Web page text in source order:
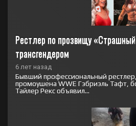
Рестлер по прозвищу
трансгендером
6 лет назад
Бывший профессиональный
промоушена WWE Гэбриэль Тафт,
Тайлер Рекс объявил...